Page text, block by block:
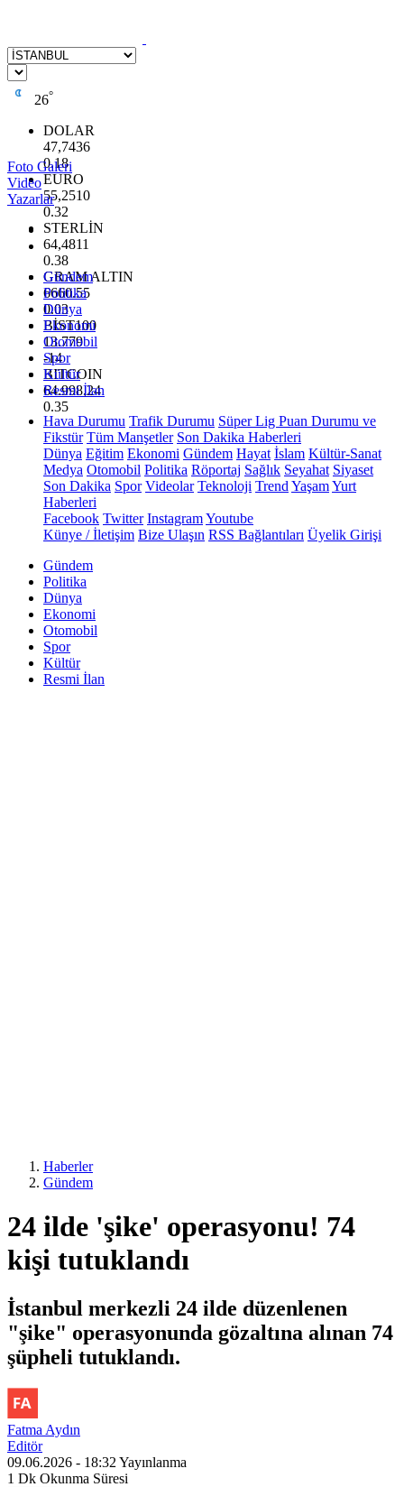
26°
DOLAR
47,7436
0.18
EURO
55,2510
0.32
STERLİN
64,4811
0.38
GRAM ALTIN
6660.55
0.03
BİST100
13.779
-14
BITCOIN
64.998,24
0.35
Foto Galeri
Video
Yazarlar
Gündem
Politika
Dünya
Ekonomi
Otomobil
Spor
Kültür
Resmi İlan
Hava Durumu Trafik Durumu Süper Lig Puan Durumu ve
Fikstür Tüm Manşetler Son Dakika Haberleri
Dünya Eğitim Ekonomi Gündem Hayat İslam Kültür-Sanat
Medya Otomobil Politika Röportaj Sağlık Seyahat Siyaset
Son Dakika Spor Videolar Teknoloji Trend YaşamYurt
Haberleri
Facebook Twitter InstagramYoutube
Künye / İletişim Bize Ulaşın RSS Bağlantıları Üyelik Girişi
Gündem
Politika
Dünya
Ekonomi
Otomobil
Spor
Kültür
Resmi İlan
Haberler
Gündem
24 ilde 'şike' operasyonu! 74
kişi tutuklandı
İstanbul merkezli 24 ilde düzenlenen
"şike" operasyonunda gözaltına alınan 74
şüpheli tutuklandı.
Fatma Aydın
Editör
09.06.2026 - 18:32 Yayınlanma
1 Dk Okunma Süresi